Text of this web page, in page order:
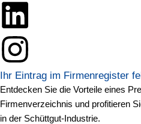
Ihr Eintrag im Firmenregister
Entdecken Sie die Vorteile eines
Firmenverzeichnis und profitieren
in der Schüttgut-Industrie.